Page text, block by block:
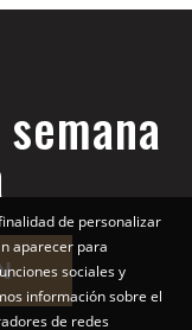
de personalizar
aparecer para
sociales y
información sobre el
de redes